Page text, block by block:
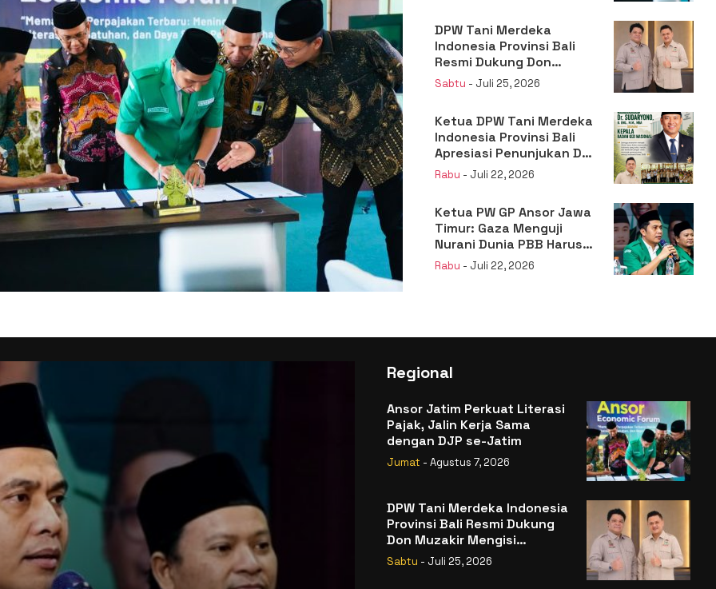
DPW Tani Merdeka
Indonesia Provinsi Bali
Resmi Dukung Don
Muzakir Mengisi Jabatan
Wakil Menteri Pertanian
Sabtu - Juli 25, 2026
Ketua DPW Tani Merdeka
Indonesia Provinsi Bali
Apresiasi Penunjukan Dr.
Sudaryono sebagai
Kepala Badan Gizi
Rabu - Juli 22, 2026
Ketua PW GP Ansor Jawa
Timur: Gaza Menguji
Nurani Dunia PBB Harus
Reformasi Total atau
Kehilangan Legitimasi
Rabu - Juli 22, 2026
Regional
Ansor Jatim Perkuat Literasi
Pajak, Jalin Kerja Sama
dengan DJP se-Jatim
Jumat - Agustus 7, 2026
DPW Tani Merdeka Indonesia
Provinsi Bali Resmi Dukung
Don Muzakir Mengisi
Jabatan Wakil Menteri
Pertanian RI
Sabtu - Juli 25, 2026